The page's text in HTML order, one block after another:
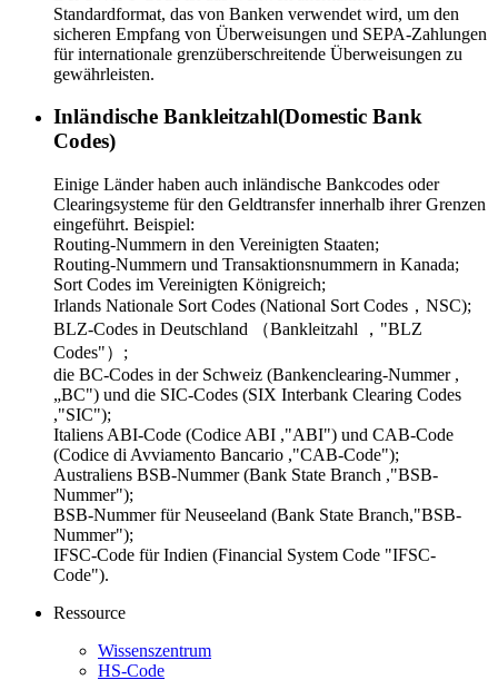
Standardformat, das von Banken verwendet wird, um den
sicheren Empfang von Überweisungen und SEPA-Zahlungen
für internationale grenzüberschreitende Überweisungen zu
gewährleisten.
Inländische Bankleitzahl(Domestic Bank
Codes)
Einige Länder haben auch inländische Bankcodes oder
Clearingsysteme für den Geldtransfer innerhalb ihrer Grenzen
eingeführt. Beispiel:
Routing-Nummern in den Vereinigten Staaten;
Routing-Nummern und Transaktionsnummern in Kanada;
Sort Codes im Vereinigten Königreich;
Irlands Nationale Sort Codes (National Sort Codes，NSC);
BLZ-Codes in Deutschland （Bankleitzahl ，"BLZ
Codes"）;
die BC-Codes in der Schweiz (Bankenclearing-Nummer ,
„BC") und die SIC-Codes (SIX Interbank Clearing Codes
,"SIC");
Italiens ABI-Code (Codice ABI ,"ABI") und CAB-Code
(Codice di Avviamento Bancario ,"CAB-Code");
Australiens BSB-Nummer (Bank State Branch ,"BSB-
Nummer");
BSB-Nummer für Neuseeland (Bank State Branch,"BSB-
Nummer");
IFSC-Code für Indien (Financial System Code "IFSC-
Code").
Ressource
Wissenszentrum
HS-Code